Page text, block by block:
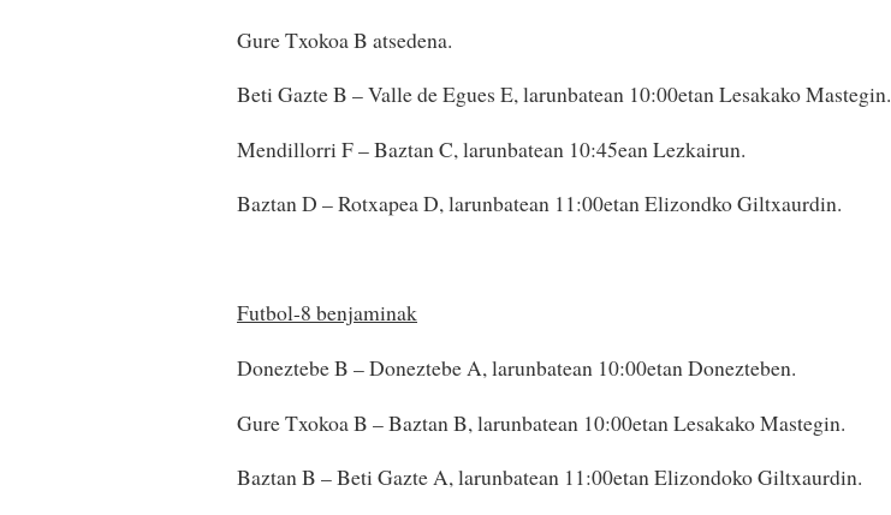
Gure Txokoa B atsedena.
Beti Gazte B – Valle de Egues E, larunbatean 10:00etan Lesakako Mastegin.
Mendillorri F – Baztan C, larunbatean 10:45ean Lezkairun.
Baztan D – Rotxapea D, larunbatean 11:00etan Elizondko Giltxaurdin.
Futbol-8 benjaminak
Doneztebe B – Doneztebe A, larunbatean 10:00etan Donezteben.
Gure Txokoa B – Baztan B, larunbatean 10:00etan Lesakako Mastegin.
Baztan B – Beti Gazte A, larunbatean 11:00etan Elizondoko Giltxaurdin.